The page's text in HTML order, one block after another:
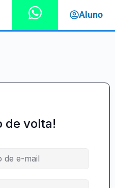
Aluno
de volta!